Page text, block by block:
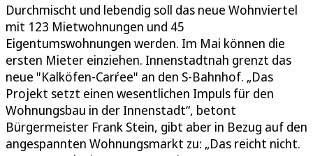
Durchmischt und lebendig soll das neue Wohnviertel
mit 123 Mietwohnungen und 45
Eigentumswohnungen werden. Im Mai können die
ersten Mieter einziehen. Innenstadtnah grenzt das
neue "Kalköfen-Carŕee" an den S-Bahnhof. „Das
Projekt setzt einen wesentlichen Impuls für den
Wohnungsbau in der Innenstadt“, betont
Bürgermeister Frank Stein, gibt aber in Bezug auf den
angespannten Wohnungsmarkt zu: „Das reicht nicht.